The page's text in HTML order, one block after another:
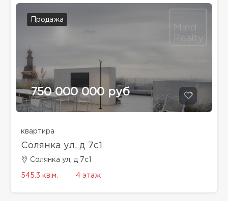
Продажа
750 000 000 руб
квартира
Солянка ул, д 7с1
Солянка ул, д 7с1
545.3 кв.м. 4 этаж